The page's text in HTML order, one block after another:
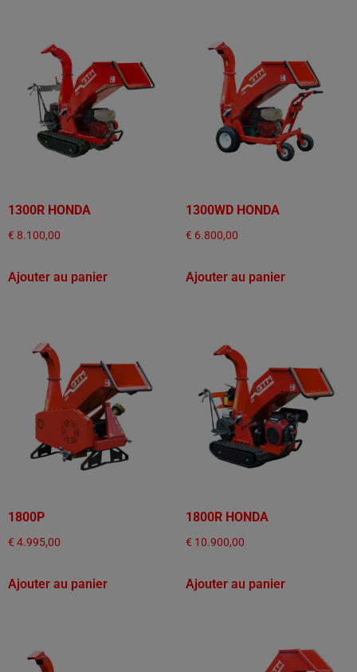
1300R HONDA
€ 8.100,00
Ajouter au panier
1300WD HONDA
€ 6.800,00
Ajouter au panier
1800P
€ 4.995,00
Ajouter au panier
1800R HONDA
€ 10.900,00
Ajouter au panier